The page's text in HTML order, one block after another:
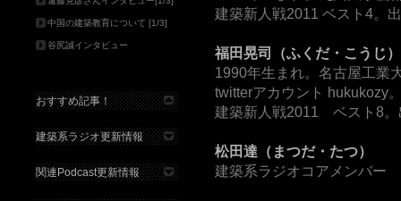
建築新人戦2011 ベスト4。
福田晃司（ふくだ・こうじ）
1990年生まれ。名古屋工業
twitterアカウント hukukozy
建築新人戦2011 ベスト8。
松田達（まつだ・たつ）
建築系ラジオコアメンバー
中国の建築教育について [1/3]
谷尻誠インタビュー
おすすめ記事！
建築系ラジオ更新情報
関連Podcast更新情報